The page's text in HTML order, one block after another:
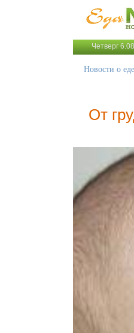
Четверг
Новости о еде
От